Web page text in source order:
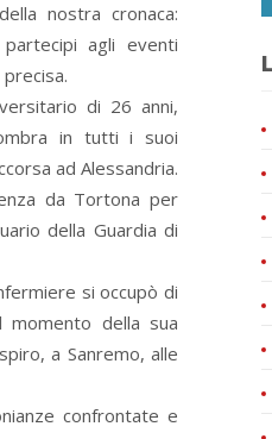
nostra cronaca:
agli eventi
di 26 anni,
in tutti i suoi
ad Alessandria.
da Tortona per
della Guardia di
si occupò di
momento della sua
a Sanremo, alle
confrontate e